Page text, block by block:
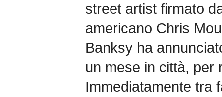
street artist firmato
americano Chris
Banksy ha
un mese in città, per
Immediatamente tra